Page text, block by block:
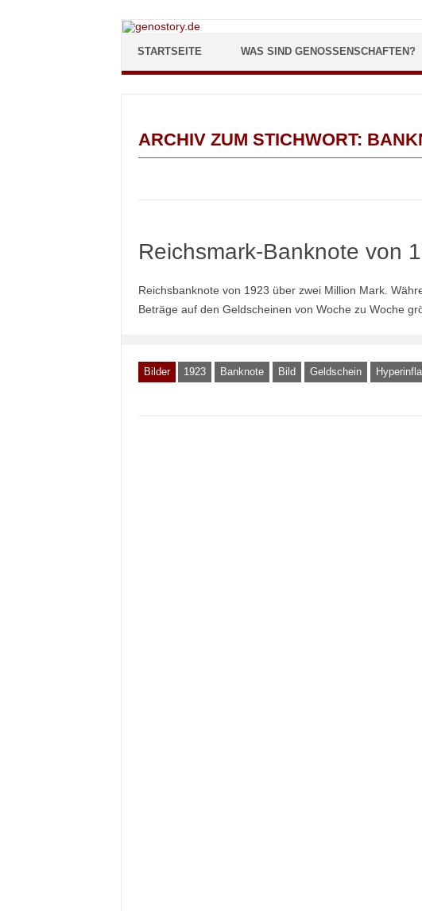
STARTSEITE WAS SIND GENOSSENSCHAFTEN?
ARCHIV ZUM STICHWORT:
Reichsmark-Banknote von
Reichsbanknote von 1923 über zwei Million Mark.
Beträge auf den Geldscheinen von Woche zu Woche
Bilder 1923 Banknote Bild Geldschein